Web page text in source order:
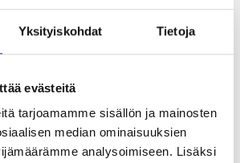
Yksityiskohdat Tietoja
evästeitä
tarjoamamme sisällön ja mainosten
median ominaisuuksien
analysoimiseen. Lisäksi
Pilots Association (FHPA)
yhdistys
Finland - NPU.F ry